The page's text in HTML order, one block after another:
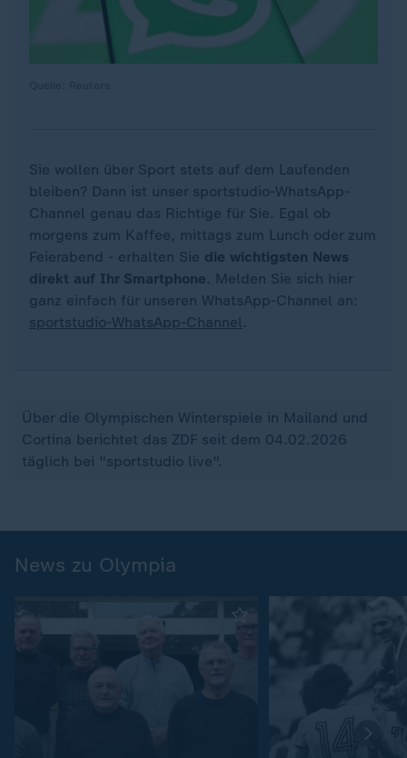
Sie wollen über Sport stets auf dem Laufenden
bleiben? Dann ist unser sportstudio-WhatsApp-
Channel genau das Richtige für Sie. Egal ob
morgens zum Kaffee, mittags zum Lunch oder zum
Feierabend - erhalten Sie die wichtigsten News
direkt auf Ihr Smartphone. Melden Sie sich hier
ganz einfach für unseren WhatsApp-Channel an:
sportstudio-WhatsApp-Channel.
Über die Olympischen Winterspiele in Mailand und
Cortina berichtet das ZDF seit dem 04.02.2026
täglich bei "sportstudio live".
News zu Olympia